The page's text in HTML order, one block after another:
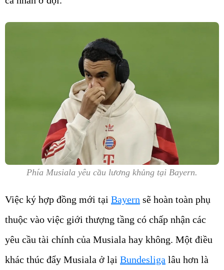
Phía Musiala yêu cầu lương khủng tại Bayern.
Việc ký hợp đồng mới tại Bayern sẽ hoàn toàn phụ
thuộc vào việc giới thượng tầng có chấp nhận các
yêu cầu tài chính của Musiala hay không. Một điều
khác thúc đẩy Musiala ở lại Bundesliga lâu hơn là